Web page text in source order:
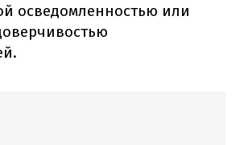
осведомленностью или